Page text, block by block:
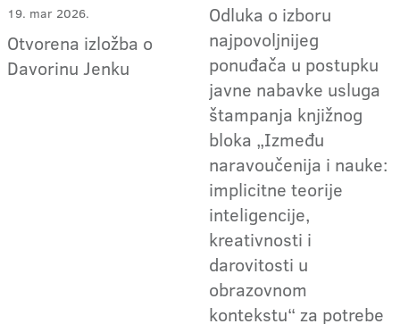
19. mar 2026.
Otvorena izložba o
Davorinu Jenku
Odluka o izboru
najpovoljnijeg
ponuđača u postupku
javne nabavke usluga
štampanja knjižnog
bloka „Između
naravoučenija i nauke:
implicitne teorije
inteligencije,
kreativnosti i
darovitosti u
obrazovnom
kontekstu“ za potrebe